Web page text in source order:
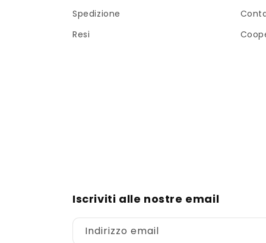
Spedizione
Resi
Iscriviti alle nostre email
Indirizzo email